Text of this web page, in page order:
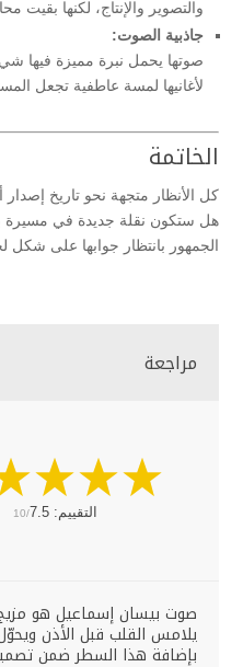
والتصوير والإنتاج، لكنها بقيت
جاذبية الصوت:
صوتها يحمل نبرة مميزة فيها
لأغانيها لمسة عاطفية تجعل
الخاتمة
كل الأنظار متجهة نحو تاريخ
هل ستكون نقلة جديدة في مسيرة
الجمهور بانتظار جوابها على شكل
مراجعة
التقييم: 10/7.5
صوت بيسان إسماعيل هو
يلامس القلب قبل الأذن
بإضافة هذا السطر ضمن